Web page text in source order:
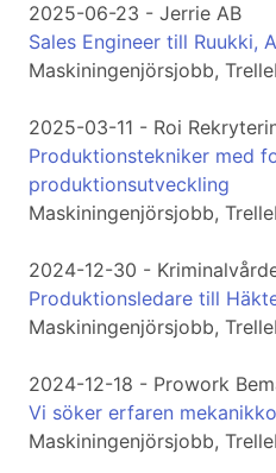
2025-06-23 - Jerrie AB
Sales Engineer till Ruukki,
Maskiningenjörsjobb,
2025-03-11 - Roi
Produktionstekniker med
produktionsutveckling
Maskiningenjörsjobb,
2024-12-30 -
Produktionsledare till
Maskiningenjörsjobb,
2024-12-18 - Prowork
Vi söker erfaren
Maskiningenjörsjobb,